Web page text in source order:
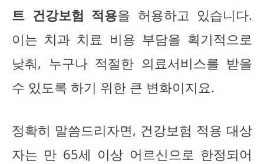
트 건강보험 적용을 허용하고 있습니다.
이는 치과 치료 비용 부담을 획기적으로
낮춰, 누구나 적절한 의료서비스를 받을
수 있도록 하기 위한 큰 변화이지요.
정확히 말씀드리자면, 건강보험 적용 대상
자는 만 65세 이상 어르신으로 한정되어